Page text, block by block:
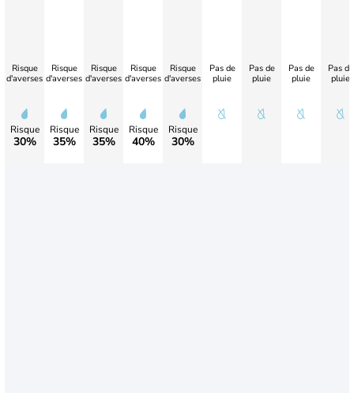
Risque
d'averses
Risque
30%
Risque
d'averses
Risque
35%
Risque
d'averses
Risque
35%
Risque
d'averses
Risque
40%
Risque
d'averses
Risque
30%
Pas de
pluie
Pas de
pluie
Pas de
pluie
Pas de
pluie